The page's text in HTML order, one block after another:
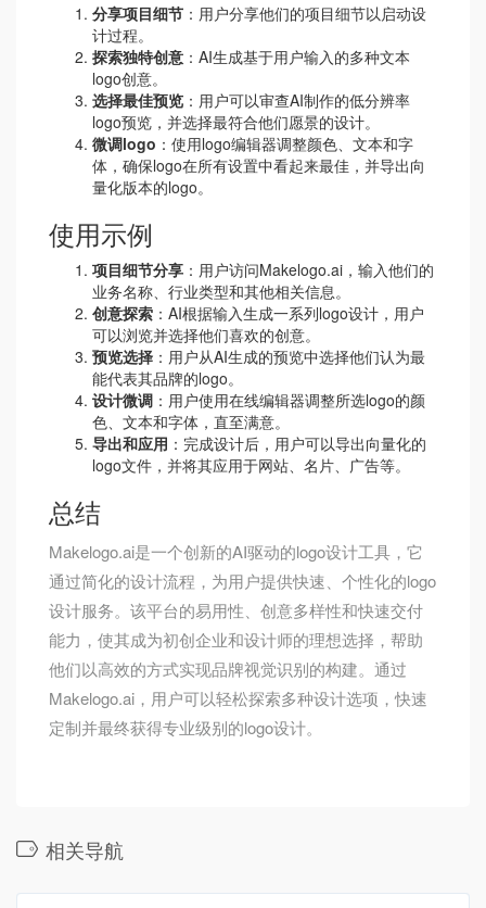
分享项目细节 ：用户分享他们的项目细节以启动设
计过程。
探索独特创意 ：AI生成基于用户输入的多种文本
logo创意。
选择最佳预览 ：用户可以审查AI制作的低分辨率
logo预览，并选择最符合他们愿景的设计。
微调logo ：使用logo编辑器调整颜色、文本和字
体，确保logo在所有设置中看起来最佳，并导出向
量化版本的logo。
使用示例
项目细节分享 ：用户访问Makelogo.ai，输入他们的
业务名称、行业类型和其他相关信息。
创意探索 ：AI根据输入生成一系列logo设计，用户
可以浏览并选择他们喜欢的创意。
预览选择 ：用户从AI生成的预览中选择他们认为最
能代表其品牌的logo。
设计微调 ：用户使用在线编辑器调整所选logo的颜
色、文本和字体，直至满意。
导出和应用 ：完成设计后，用户可以导出向量化的
logo文件，并将其应用于网站、名片、广告等。
总结
Makelogo.ai是一个创新的AI驱动的logo设计工具，它
通过简化的设计流程，为用户提供快速、个性化的logo
设计服务。该平台的易用性、创意多样性和快速交付
能力，使其成为初创企业和设计师的理想选择，帮助
他们以高效的方式实现品牌视觉识别的构建。通过
Makelogo.ai，用户可以轻松探索多种设计选项，快速
定制并最终获得专业级别的logo设计。
相关导航